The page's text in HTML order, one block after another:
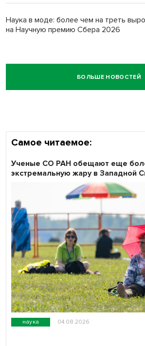
Наука в моде: более чем на треть
на Научную премию Сбера 2026
БОЛЬШЕ НОВОСТЕЙ
Самое читаемое:
наука 04.08.2026
Ученые СО РАН обещают еще
экстремальную жару в Западной